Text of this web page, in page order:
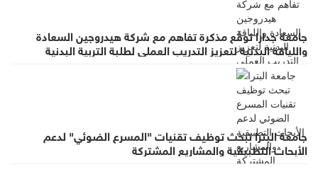
جامعة جدارا توقّع مذكرة تفاهم مع شركة هيدروجين السعادة
واللياقة البدنية لتعزيز التدريب العملي لطلبة التربية البدنية
جامعة البترا تبحث توظيف تقنيات "المسرع الضوئي" لدعم
الأبحاث التطبيقية والمشاريع المشتركة